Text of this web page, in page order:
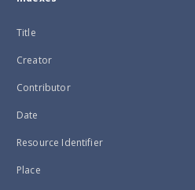
Title
Creator
Contributor
Date
Resource Identifier
Place